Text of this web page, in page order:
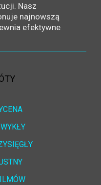
Nasz
najnowszą
efektywne